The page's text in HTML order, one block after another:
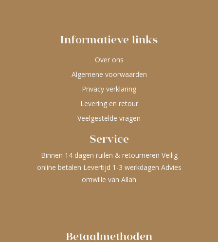
Informatieve links
Over ons
Algemene voorwaarden
Privacy verklaring
Levering en retour
Veelgestelde vragen
Service
Binnen 14 dagen ruilen & retourneren Veilig
online betalen Levertijd 1-3 werkdagen Advies
omwille van Allah
Betaalmethoden